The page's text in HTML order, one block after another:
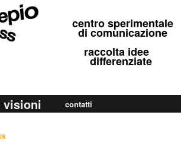
centro sperimentale
di comunicazione
raccolta idee
differenziate
visioni contatti